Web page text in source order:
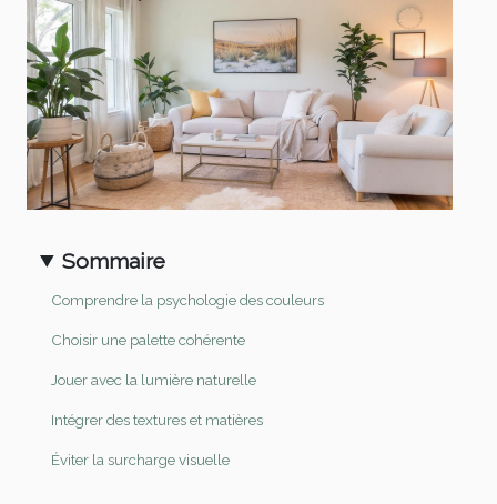
Sommaire
Comprendre la psychologie des couleurs
Choisir une palette cohérente
Jouer avec la lumière naturelle
Intégrer des textures et matières
Éviter la surcharge visuelle